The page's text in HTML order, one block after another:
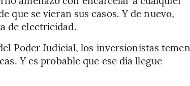
que se vieran sus casos. Y de nuevo,
de electricidad.
Poder Judicial, los inversionistas temen
Y es probable que ese día llegue